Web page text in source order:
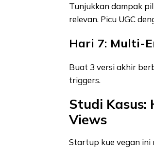
Tunjukkan dampak
relevan. Picu UGC
Hari 7: Multi-
Buat 3 versi akhir
triggers.
Studi Kasus:
Views
Startup kue vegan ini